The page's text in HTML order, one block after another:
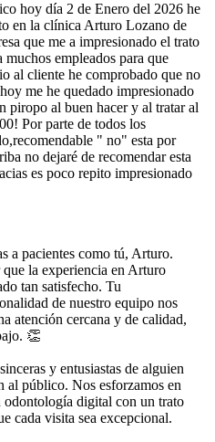
hoy día 2 de Enero del 2026 he
en la clínica Arturo Lozano de
que me a impresionado el trato
empleados para que
al cliente he comprobado que no
me he quedado impresionado
piropo al buen hacer y al tratar al
Por parte de todos los
" no" esta por
no dejaré de recomendar esta
es poco repito impresionado
a pacientes como tú, Arturo.
la experiencia en Arturo
tan satisfecho. Tu
de nuestro equipo nos
atención cercana y de calidad,
👏
y entusiastas de alguien
al público. Nos esforzamos en
digital con un trato
cada visita sea excepcional.